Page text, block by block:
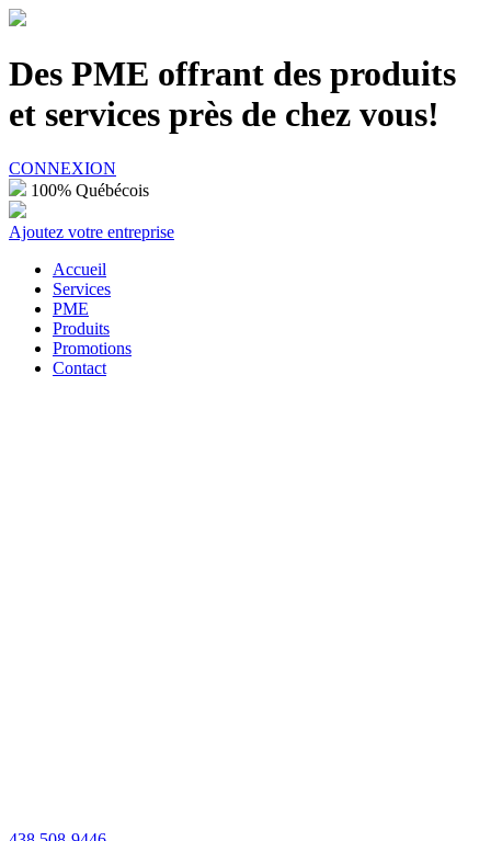
Des PME offrant des produits
et services près de chez vous!
CONNEXION
100% Québécois
Ajoutez votre entreprise
Accueil
Services
PME
Produits
Promotions
Contact